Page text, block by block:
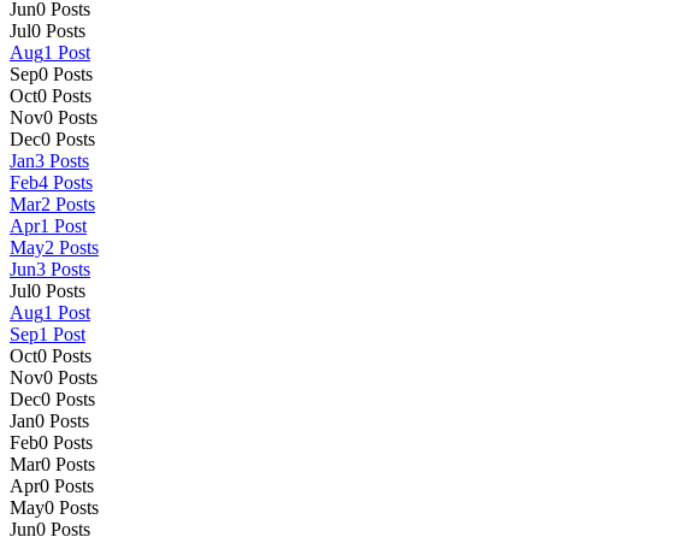
Jun0 Posts
Jul0 Posts
Aug1 Post
Sep0 Posts
Oct0 Posts
Nov0 Posts
Dec0 Posts
Jan3 Posts
Feb4 Posts
Mar2 Posts
Apr1 Post
May2 Posts
Jun3 Posts
Jul0 Posts
Aug1 Post
Sep1 Post
Oct0 Posts
Nov0 Posts
Dec0 Posts
Jan0 Posts
Feb0 Posts
Mar0 Posts
Apr0 Posts
May0 Posts
Jun0 Posts